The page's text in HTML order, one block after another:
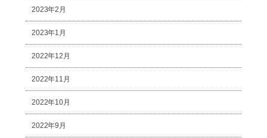
2023年2月
2023年1月
2022年12月
2022年11月
2022年10月
2022年9月